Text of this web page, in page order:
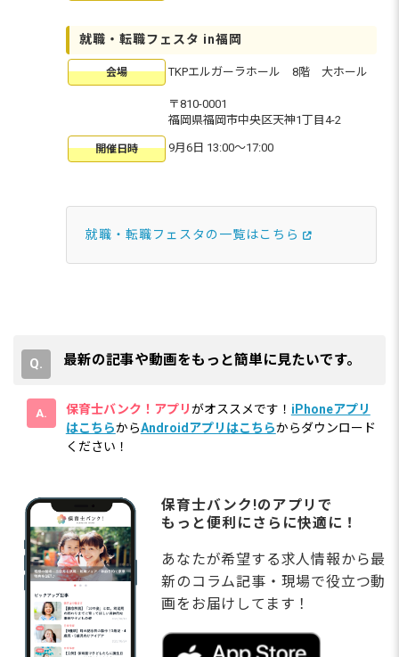
就職・転職フェスタ in福岡
会場 TKPエルガーラホール 8階 大ホール
〒810-0001
福岡県福岡市中央区天神1丁目4-2
開催日時 9月6日 13:00〜17:00
就職・転職フェスタの一覧はこちら
最新の記事や動画をもっと簡単に見たいです。
保育士バンク！アプリがオススメです！ iPhoneアプリ
はこちらからAndroidアプリはこちらからダウンロード
ください！
保育士バンク!のアプリで
もっと便利にさらに快適に！
あなたが希望する求人情報から最
新のコラム記事・現場で役立つ動
画をお届けしてます！